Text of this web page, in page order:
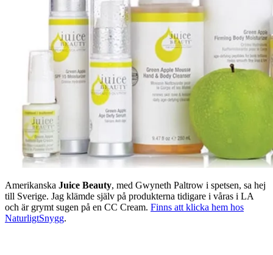
Amerikanska Juice Beauty, med Gwyneth Paltrow i spetsen, sa hej
till Sverige. Jag klämde själv på produkterna tidigare i våras i LA
och är grymt sugen på en CC Cream. Finns att klicka hem hos
NaturligtSnygg.